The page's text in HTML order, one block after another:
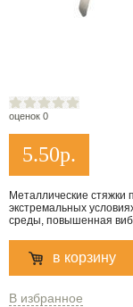
оценок 0
5.50р.
Металлические стяжки
экстремальных
среды, повышенная
в корзину
В избранное